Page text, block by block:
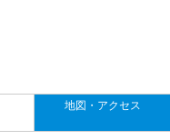
地図・アクセス